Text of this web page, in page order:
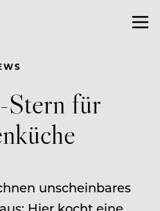
für
unscheinbares